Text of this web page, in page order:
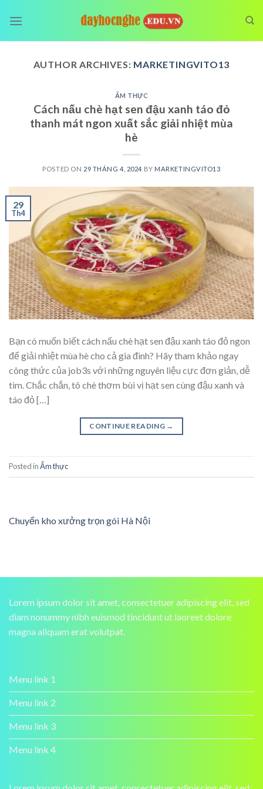
AUTHOR ARCHIVES: MARKETINGVITO13
ẨM THỰC
Cách nấu chè hạt sen đậu xanh táo đỏ
thanh mát ngon xuất sắc giải nhiệt mùa
hè
POSTED ON 29 THÁNG 4, 2024 BY MARKETINGVITO13
29
Th4
Bạn có muốn biết cách nấu chè hạt sen đậu xanh táo đỏ ngon
để giải nhiệt mùa hè cho cả gia đình? Hãy tham khảo ngay
công thức của job3s với những nguyên liệu cực đơn giản, dễ
tìm. Chắc chắn, tô chè thơm bùi vị hạt sen cùng đậu xanh và
táo đỏ […]
CONTINUE READING →
Posted inẨm thực
Chuyển kho xưởng trọn gói Hà Nội
Lorem ipsum dolor sit amet, consectetuer adipiscing elit, sed
diam nonummy nibh euismod tincidunt ut laoreet dolore
magna aliquam erat volutpat.
Menu link 1
Menu link 2
Menu link 3
Menu link 4